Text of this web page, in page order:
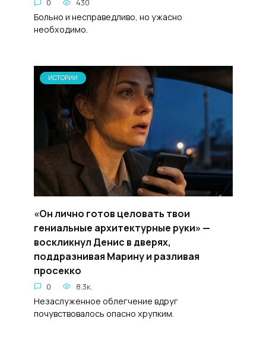
0 430
Больно и несправедливо, но ужасно
необходимо.
ИСТОРИИ
«Он лично готов целовать твои
гениальные архитектурные руки» —
воскликнул Денис в дверях,
поддразнивая Марину и разливая
просекко
0 8.3к.
Незаслуженное облегчение вдруг
почувствовалось опасно хрупким.